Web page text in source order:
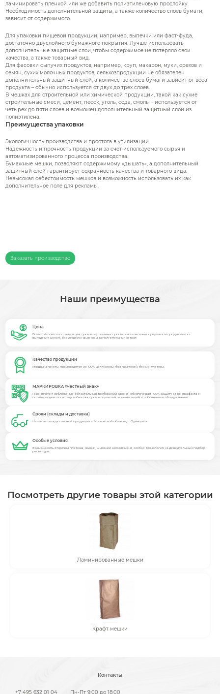
ламинировать пленкой или же добавить полиэтиленовую прослойку.
Необходимость дополнительной защиты, а также количество слоев бумаги,
зависит от содержимого.
Для упаковки пищевой продукции, например, выпечки или фаст-фуда,
достаточно двуслойного бумажного покрытия. Лучше использовать
дополнительные защитные слои, чтобы содержимое не потеряло свои
качества, а также товарный вид.
Для фасовки сыпучих продуктов, например, круп, макарон, муки, орехов и
семян, сухих молочных продуктов, сельхозпродукции не обязателен
дополнительный защитный слой, а количество слоев бумаги зависит от веса
продукта – обычно используется от двух до трех слоев.
В мешках для строительной или химической продукции, такой как сухие
строительные смеси, цемент, песок, уголь, сода, смолы - используется от
четырех до пяти слоев и возможен дополнительный защитный слой из
полиэтилена.
Преимущества упаковки
Экологичность производства и простота в утилизации.
Надежность и прочность продукции за счет используемого сырья и
автоматизированного процесса производства.
Бумажные мешки, позволяют содержимому «дышать», а дополнительный
защитный слой гарантирует сохранность качества и товарного вида.
Невысокая себестоимость мешков и возможность использовать их как
дополнительное поле для рекламы.
Заказать производство
Наши преимущества
Цена
Большой опыт и оптимизация производственных процессов позволяют предлагать продукцию по
выгодным ценам, без лишних наценок и дополнительных затрат.
Качество продукции
Мешки и пакеты производятся из 100% целлюлозы, без примесей, без макулатуры.
МАРКИРОВКА «Честный знак»
Гарантируем соблюдение обязательных требований закона, обеспечивая 100% защиту от контрафакта и
оптимизируем логистику, избавляя производителей от инвестиций в собственное оборудование.
Сроки (склады и доставка)
Наличие склада готовой продукции в Московской области, г. Одинцово.
Особые условия
Возможность отсрочки платежа, скидки, широкий ассортимент, особая технология, индивидуальный подбор
рецептуры.
Посмотреть другие товары этой категории
Ламинированные мешки
Крафт мешки
Контакты
+7 495 632 01 04 Пн-Пт 9:00 до 18:00